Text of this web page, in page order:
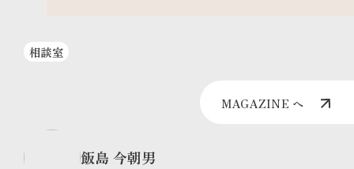
相談室
MAGAZINE へ
飯島 今朝男